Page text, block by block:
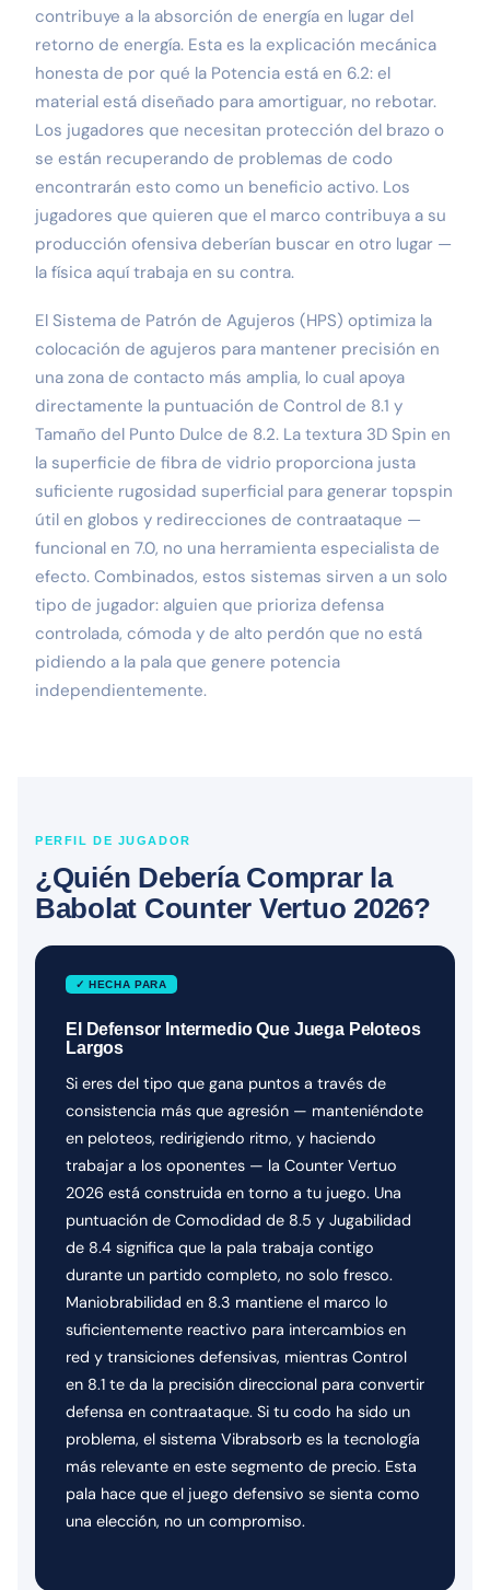
contribuye a la absorción de energía en lugar del
retorno de energía. Esta es la explicación mecánica
honesta de por qué la Potencia está en 6.2: el
material está diseñado para amortiguar, no rebotar.
Los jugadores que necesitan protección del brazo o
se están recuperando de problemas de codo
encontrarán esto como un beneficio activo. Los
jugadores que quieren que el marco contribuya a su
producción ofensiva deberían buscar en otro lugar —
la física aquí trabaja en su contra.
El Sistema de Patrón de Agujeros (HPS) optimiza la
colocación de agujeros para mantener precisión en
una zona de contacto más amplia, lo cual apoya
directamente la puntuación de Control de 8.1 y
Tamaño del Punto Dulce de 8.2. La textura 3D Spin en
la superficie de fibra de vidrio proporciona justa
suficiente rugosidad superficial para generar topspin
útil en globos y redirecciones de contraataque —
funcional en 7.0, no una herramienta especialista de
efecto. Combinados, estos sistemas sirven a un solo
tipo de jugador: alguien que prioriza defensa
controlada, cómoda y de alto perdón que no está
pidiendo a la pala que genere potencia
independientemente.
PERFIL DE JUGADOR
¿Quién Debería Comprar la
Babolat Counter Vertuo 2026?
✓ HECHA PARA
El Defensor Intermedio Que Juega Peloteos
Largos
Si eres del tipo que gana puntos a través de
consistencia más que agresión — manteniéndote
en peloteos, redirigiendo ritmo, y haciendo
trabajar a los oponentes — la Counter Vertuo
2026 está construida en torno a tu juego. Una
puntuación de Comodidad de 8.5 y Jugabilidad
de 8.4 significa que la pala trabaja contigo
durante un partido completo, no solo fresco.
Maniobrabilidad en 8.3 mantiene el marco lo
suficientemente reactivo para intercambios en
red y transiciones defensivas, mientras Control
en 8.1 te da la precisión direccional para convertir
defensa en contraataque. Si tu codo ha sido un
problema, el sistema Vibrabsorb es la tecnología
más relevante en este segmento de precio. Esta
pala hace que el juego defensivo se sienta como
una elección, no un compromiso.